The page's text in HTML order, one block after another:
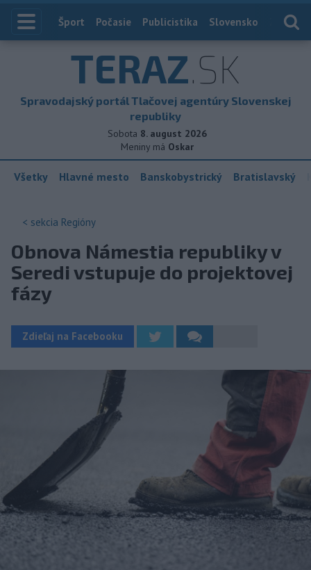
Index
Šport Počasie Publicistika Slovensko
TERAZ.SK
Spravodajský portál Tlačovej agentúry Slovenskej
republiky
Sobota 8. august 2026
Meniny má Oskar
Všetky Hlavné mesto Banskobystrický Bratislavský
< sekcia Regióny
Obnova Námestia republiky v
Seredi vstupuje do projektovej
fázy
Zdieľaj na Facebooku